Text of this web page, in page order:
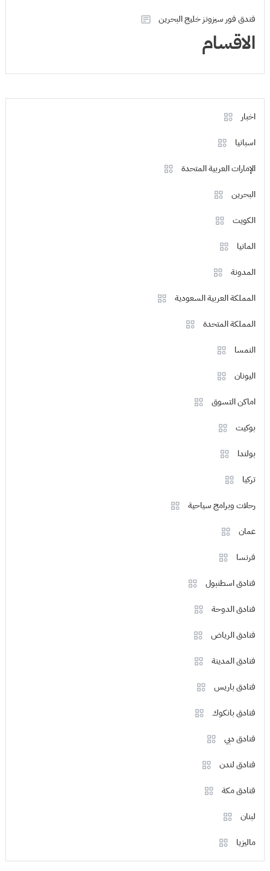
فندق فور سيزونز خليج البحرين
الاقسام
اخبار
اسبانيا
الإمارات العربية المتحدة
البحرين
الكويت
المانيا
المدونة
المملكة العربية السعودية
المملكة المتحدة
النمسا
اليونان
اماكن التسوق
بوكيت
بولندا
تركيا
رحلات وبرامج سياحية
عمان
فرنسا
فنادق اسطنبول
فنادق الدوحة
فنادق الرياض
فنادق المدينة
فنادق باريس
فنادق بانكوك
فنادق دبي
فنادق لندن
فنادق مكة
لبنان
ماليزيا